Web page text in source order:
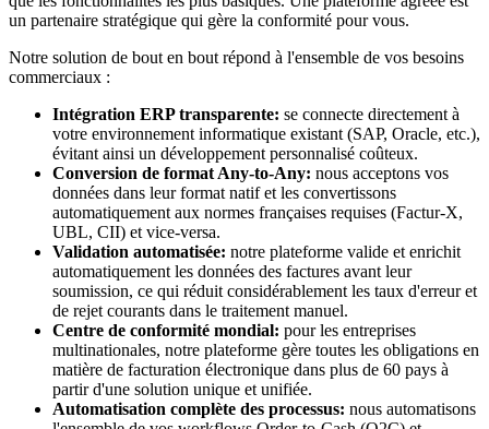
un partenaire stratégique qui gère la conformité pour vous.
Notre solution de bout en bout répond à l'ensemble de vos besoins
commerciaux :
Intégration ERP transparente: se connecte directement à
votre environnement informatique existant (SAP, Oracle, etc.),
évitant ainsi un développement personnalisé coûteux.
Conversion de format Any-to-Any: nous acceptons vos
données dans leur format natif et les convertissons
automatiquement aux normes françaises requises (Factur-X,
UBL, CII) et vice-versa.
Validation automatisée: notre plateforme valide et enrichit
automatiquement les données des factures avant leur
soumission, ce qui réduit considérablement les taux d'erreur et
de rejet courants dans le traitement manuel.
Centre de conformité mondial: pour les entreprises
multinationales, notre plateforme gère toutes les obligations en
matière de facturation électronique dans plus de 60 pays à
partir d'une solution unique et unifiée.
Automatisation complète des processus: nous automatisons